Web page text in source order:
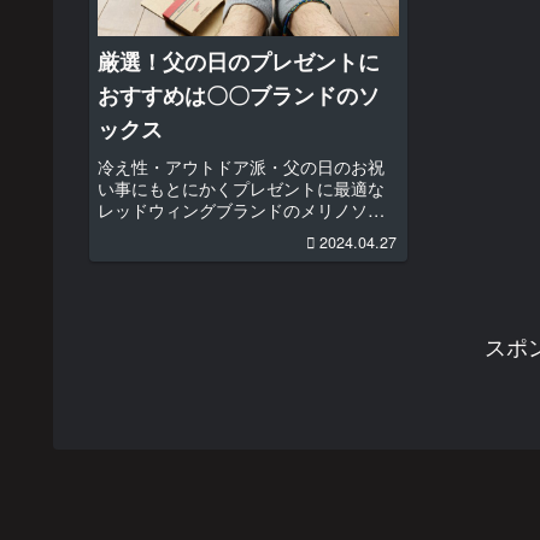
厳選！父の日のプレゼントに
おすすめは〇〇ブランドのソ
ックス
冷え性・アウトドア派・父の日のお祝
い事にもとにかくプレゼントに最適な
レッドウィングブランドのメリノソッ
2024.04.27
スポ